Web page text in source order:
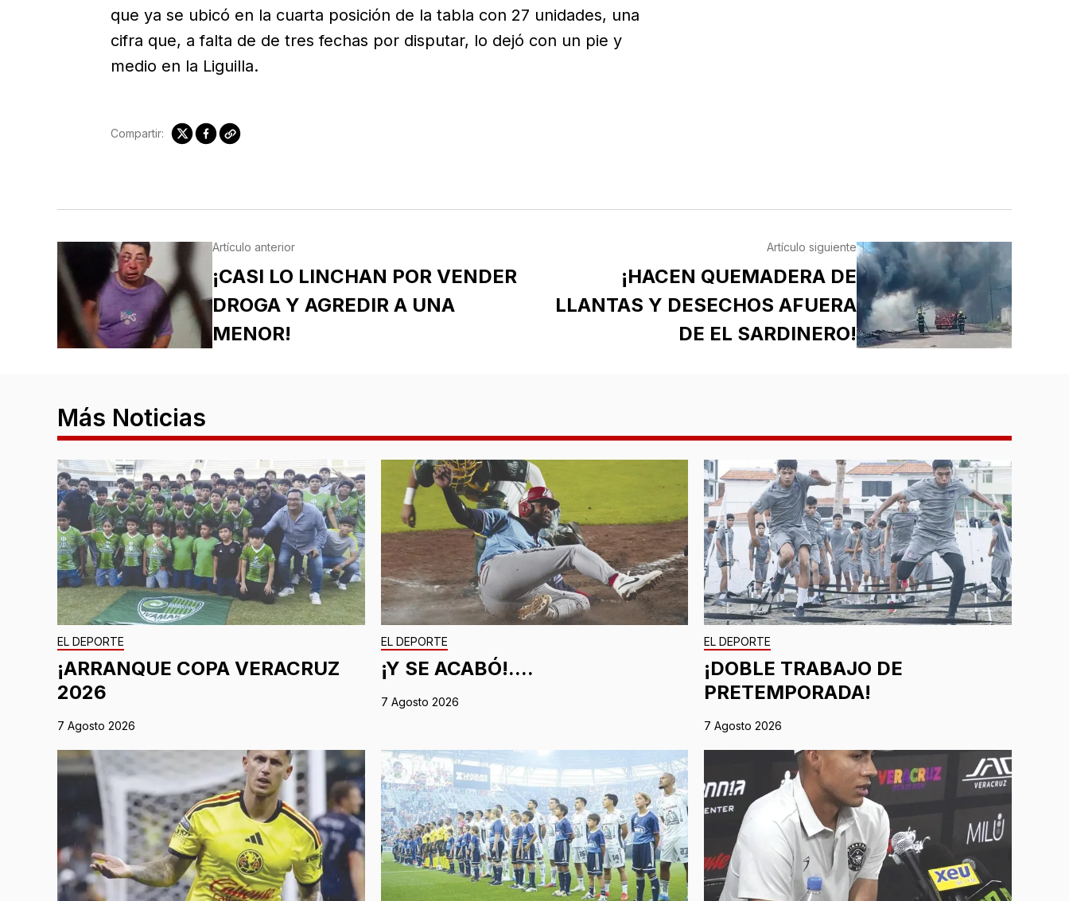
que ya se ubicó en la cuarta posición de la tabla con 27 unidades, una
cifra que, a falta de de tres fechas por disputar, lo dejó con un pie y
medio en la Liguilla.
Compartir:
Artículo anterior
¡CASI LO LINCHAN POR VENDER
DROGA Y AGREDIR A UNA
MENOR!
Artículo siguiente
¡HACEN QUEMADERA DE
LLANTAS Y DESECHOS AFUERA
DE EL SARDINERO!
Más Noticias
EL DEPORTE
¡ARRANQUE COPA VERACRUZ
2026
7 Agosto 2026
EL DEPORTE
¡Y SE ACABÓ!....
7 Agosto 2026
EL DEPORTE
¡DOBLE TRABAJO DE
PRETEMPORADA!
7 Agosto 2026